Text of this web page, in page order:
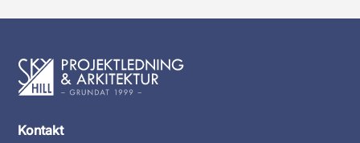
Kontakt